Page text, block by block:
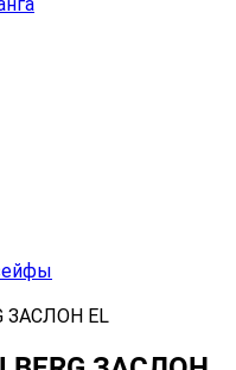
ЗАСЛОН EL